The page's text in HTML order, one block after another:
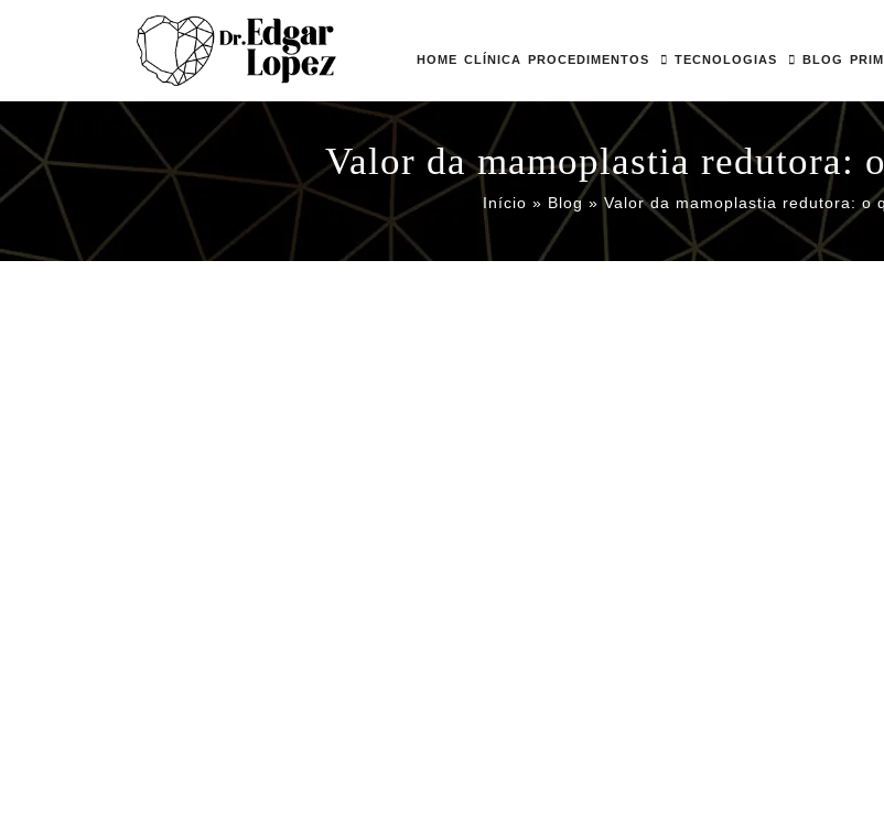
HOME CLÍNICA PROCEDIMENTOS TECNOLOGIAS BLOG
Valor da mamoplastia redutora:
Início » Blog» Valor da mamoplastia redutora: o